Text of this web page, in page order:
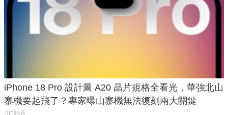
iPhone 18 Pro 設計圖 A20 晶片規格全看光，華強北山
寨機要起飛了？專家曝山寨機無法復刻兩大關鍵
3C新品